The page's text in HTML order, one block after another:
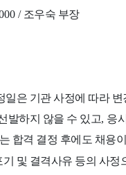
/ 조우숙 부장
일은 기관 사정에 따라
발하지 않을 수 있고, 응
합격 결정 후에도 채용
및 결격사유 등의 사